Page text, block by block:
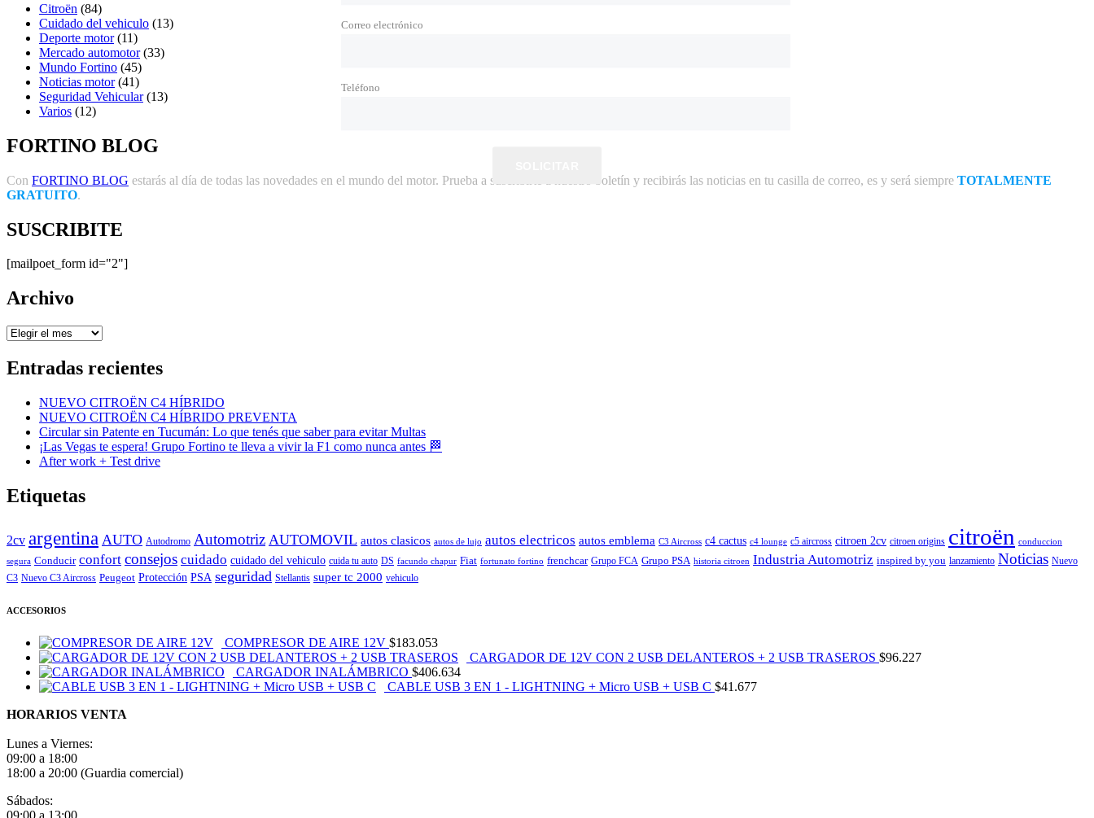
Citroën (84)
Cuidado del vehiculo (13)
Deporte motor(11)
Mercado automotor(33)
Mundo Fortino (45)
Noticias motor(41)
Seguridad Vehicular(13)
Varios (12)
FORTINO BLOG
Con FORTINO BLOG estarás al día de todas las novedades en el mundo del motor. Prueba a suscribirte a nuestro boletín y recibirás las noticias en tu casilla de correo, es y será siempre TOTALMENTE
GRATUITO.
SUSCRIBITE
[mailpoet_form id="2"]
Archivo
Archivo
Entradas recientes
NUEVO CITROËN C4 HÍBRIDO
NUEVO CITROËN C4 HÍBRIDO PREVENTA
Circular sin Patente en Tucumán: Lo que tenés que saber para evitar Multas
¡Las Vegas te espera! Grupo Fortino te lleva a vivir la F1 como nunca antes 🏁
After work + Test drive
Etiquetas
2cv argentina AUTO Autodromo Automotriz AUTOMOVIL autos clasicos autos de lujo autos electricos autos emblema C3 Aircross c4 cactus c4 lounge c5 aircross citroen 2cv citroen origins citroën conduccion
segura Conducir confort consejos cuidado cuidado del vehiculo cuida tu auto DS facundo chapur Fiat fortunato fortino frenchcar Grupo FCA Grupo PSA historia citroen Industria Automotriz inspired by you lanzamiento Noticias Nuevo
C3 Nuevo C3 Aircross Peugeot Protección PSA seguridad Stellantis super tc 2000 vehiculo
ACCESORIOS
COMPRESOR DE AIRE 12V $183.053
CARGADOR DE 12V CON 2 USB DELANTEROS + 2 USB TRASEROS $96.227
CARGADOR INALÁMBRICO $406.634
CABLE USB 3 EN 1 - LIGHTNING + Micro USB + USB C $41.677
HORARIOS VENTA
Lunes a Viernes:
09:00 a 18:00
18:00 a 20:00 (Guardia comercial)
Sábados:
09:00 a 13:00
Correo electrónico
Teléfono